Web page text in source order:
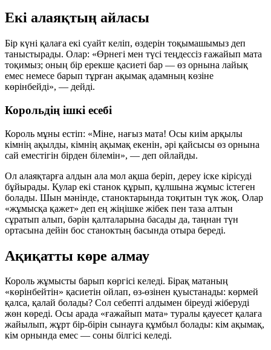
Екі алаяқтың айласы
Бір күні қалаға екі суайт келіп, өздерін тоқымашымыз деп
таныстырады. Олар: «Өрнегі мен түсі теңдессіз ғажайып мата
тоқимыз; оның бір ерекше қасиеті бар — өз орнына лайық
емес немесе барып тұрған ақымақ адамның көзіне
көрінбейді», — дейді.
Корольдің ішкі есебі
Король мұны естіп: «Міне, нағыз мата! Осы киім арқылы
кімнің ақылды, кімнің ақымақ екенін, әрі қайсысы өз орнына
сай еместігін бірден білемін», — деп ойлайды.
Ол алаяқтарға алдын ала мол ақша беріп, дереу іске кірісуді
бұйырады. Қулар екі станок құрып, құлшына жұмыс істеген
болады. Шын мәнінде, станоктарында тоқитын түк жоқ. Олар
«жұмысқа қажет» деп ең жіңішке жібек пен таза алтын
сұратып алып, бәрін қалталарына басады да, таңнан түн
ортасына дейін бос станоктың басында отыра береді.
Ақиқатты көре алмау
Король жұмысты барып көргісі келеді. Бірақ матаның
«көрінбейтін» қасиетін ойлап, өз-өзінен қуыстанады: көрмей
қалса, қалай болады? Сол себепті алдымен біреуді жіберуді
жөн көреді. Осы арада «ғажайып мата» туралы қауесет қалаға
жайылып, жұрт бір-бірін сынауға құмбыл болады: кім ақымақ,
кім орнында емес — соны білгісі келеді.